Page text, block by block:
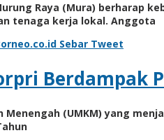
Raya (Mura)
tenaga kerja lokal. Anggota
Sebar Tweet
Berdampak
Menengah (UMKM) yang